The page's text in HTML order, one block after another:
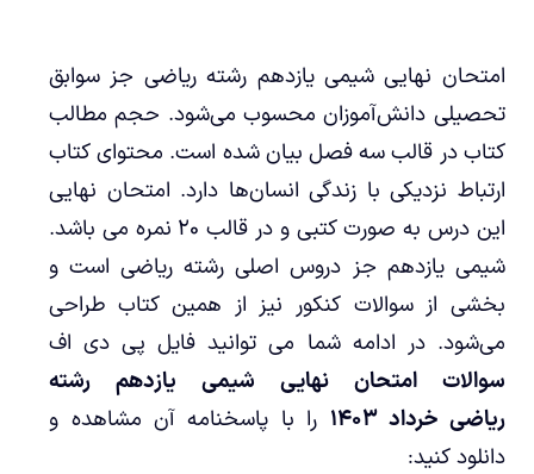
امتحان نهایی شیمی یازدهم رشته ریاضی جز سوابق
تحصیلی دانش‌آموزان محسوب می‌شود. حجم مطالب
کتاب در قالب سه فصل بیان شده است. محتوای کتاب
ارتباط نزدیکی با زندگی انسان‌ها دارد. امتحان نهایی
این درس به صورت کتبی و در قالب ۲۰ نمره می باشد.
شیمی یازدهم جز دروس اصلی رشته ریاضی است و
بخشی از سوالات کنکور نیز از همین کتاب طراحی
می‌شود. در ادامه شما می توانید فایل پی دی اف
سوالات امتحان نهایی شیمی یازدهم رشته
ریاضی خرداد ۱۴۰۳
را با پاسخنامه آن مشاهده و
دانلود کنید: